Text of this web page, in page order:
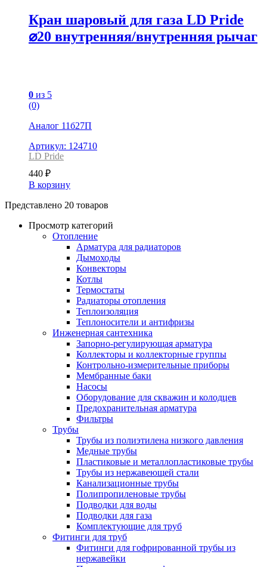
Кран шаровый для газа LD Pride
⌀20 внутренняя/внутренняя рычаг
0 из 5
(0)
Аналог 11б27П
Артикул: 124710
LD Pride
440 ₽
В корзину
Представлено 20 товаров
Просмотр категорий
Отопление
Арматура для радиаторов
Дымоходы
Конвекторы
Котлы
Термостаты
Радиаторы отопления
Теплоизоляция
Теплоносители и антифризы
Инженерная сантехника
Запорно-регулирующая арматура
Коллекторы и коллекторные группы
Контрольно-измерительные приборы
Мембранные баки
Насосы
Оборудование для скважин и колодцев
Предохранительная арматура
Фильтры
Трубы
Трубы из полиэтилена низкого давления
Медные трубы
Пластиковые и металлопластиковые трубы
Трубы из нержавеющей стали
Канализационные трубы
Полипропиленовые трубы
Подводки для воды
Подводки для газа
Комплектующие для труб
Фитинги для труб
Фитинги для гофрированной трубы из
нержавейки